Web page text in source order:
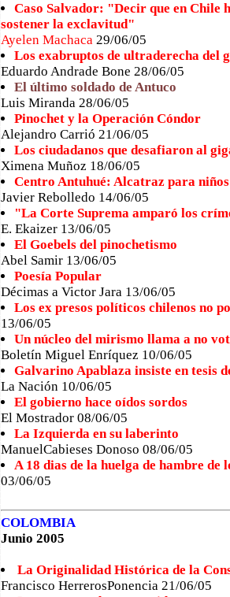
Caso Salvador: "Decir que en Chile
sostener la exclavitud"
Ayelen Machaca 29/06/05
Los exabruptos de ultraderecha del
Eduardo Andrade Bone 28/06/05
El último soldado de Antuco
Luis Miranda 28/06/05
Pinochet y la Operación Cóndor
Alejandro Carrió 21/06/05
Los ciudadanos que desafiaron al
Ximena Muñoz 18/06/05
Centro Antuhué: Alcatraz para niños
Javier Rebolledo 14/06/05
"La Corte Suprema amparó los
E. Ekaizer 13/06/05
El Goebels del pinochetismo
Abel Samir 13/06/05
Poesía Popular
Décimas a Victor Jara 13/06/05
Los ex presos políticos chilenos no
13/06/05
Un núcleo del mirismo llama a no
Boletín Miguel Enríquez 10/06/05
Galvarino Apablaza insiste en tesis
La Nación 10/06/05
El gobierno hace oídos sordos
El Mostrador 08/06/05
La Izquierda en su laberinto
ManuelCabieses Donoso 08/06/05
A 18 dias de la huelga de hambre de
03/06/05
COLOMBIA
Junio 2005
La Originalidad Histórica de la
Francisco HerrerosPonencia 21/06/05